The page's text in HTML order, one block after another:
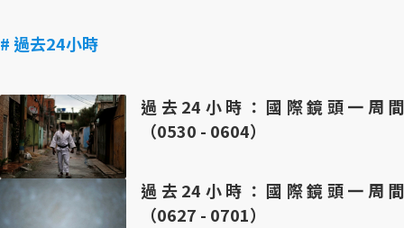
# 過去24小時
過去24小時：國際鏡頭一周間
（0530 - 0604）
過去24小時：國際鏡頭一周間
（0627 - 0701）